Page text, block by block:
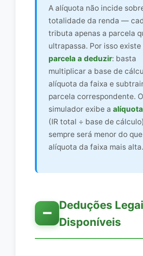
A alíquota não incide
totalidade da renda —
tributa apenas a parcela
ultrapassa. Por isso existe
parcela a deduzir: basta
multiplicar a base de
alíquota da faixa e
parcela correspondente. O
simulador exibe a
(IR total ÷ base de
sempre será menor do
alíquota da faixa mais alta.
➖
Deduções
Disponíveis